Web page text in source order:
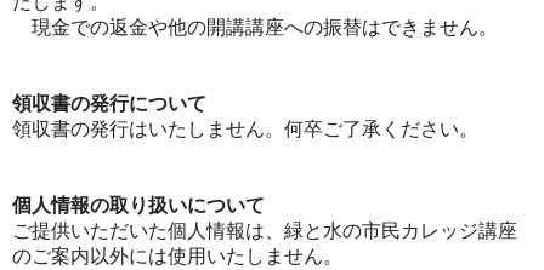
現金での返金や他の開講講座への振替はできません。
領収書の発行について
領収書の発行はいたしません。何卒ご了承ください。
個人情報の取り扱いについて
ご提供いただいた個人情報は、緑と水の市民カレッジ講座
のご案内以外には使用いたしません。